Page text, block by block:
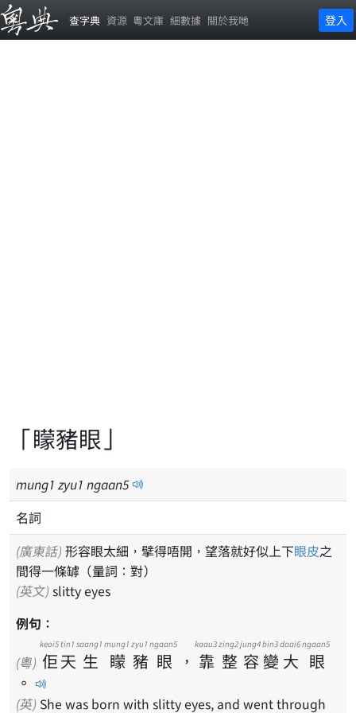
查字典 資源 粵文庫 細數據 關於我哋 登入
「矇豬眼」
mung1 zyu1 ngaan5
名詞
(廣東話) 形容眼太細，擘得唔開，望落就好似上下眼皮之
間得一條罅（量詞：對）
(英文) slitty eyes
例句：
(粵) 佢
keoi5
天
tin1
生
saang1
矇
mung1
豬
zyu1
眼
ngaan5
， 靠
kaau3
整
zing2
容
jung4
變
bin3
大
daai6
眼
ngaan5
。
(英) She was born with slitty eyes, and went through